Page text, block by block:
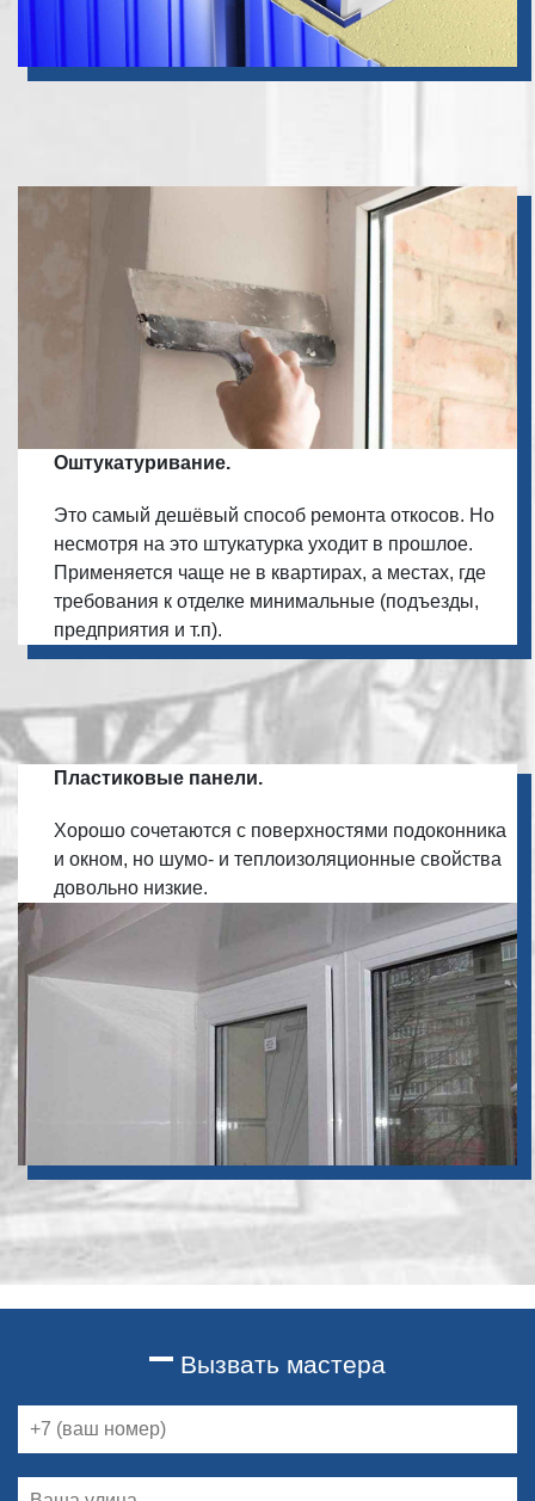
Оштукатуривание.
Это самый дешёвый способ ремонта откосов. Но
несмотря на это штукатурка уходит в прошлое.
Применяется чаще не в квартирах, а местах, где
требования к отделке минимальные (подъезды,
предприятия и т.п).
Пластиковые панели.
Хорошо сочетаются с поверхностями подоконника
и окном, но шумо- и теплоизоляционные свойства
довольно низкие.
Вызвать мастера